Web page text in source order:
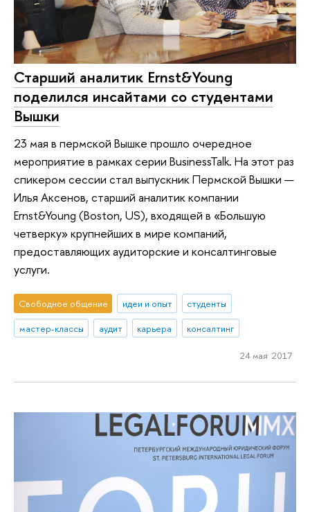
Старший аналитик Ernst&Young
поделился инсайтами со студентами
Вышки
23 мая в пермской Вышке прошло очередное
мероприятие в рамках серии BusinessTalk. На этот раз
спикером сессии стал выпускник Пермской Вышки —
Илья Аксенов, старший аналитик компании
Ernst&Young (Boston, US), входящей в «Большую
четверку» крупнейших в мире компаний,
предоставляющих аудиторские и консалтинговые
услуги.
Свободное общение идеи и опыт
студенты
мастер-классы
аудит карьера консалтинг
24 мая 2017